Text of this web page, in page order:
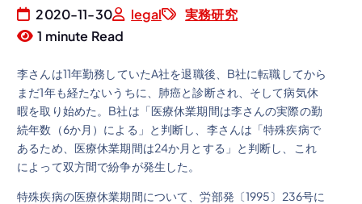
2020-11-30 legal
実務研究
1 minute Read
李さんは11年勤務していたA社を退職後、B社に転職してから
まだ1年も経たないうちに、肺癌と診断され、そして病気休
暇を取り始めた。B社は「医療休業期間は李さんの実際の勤
続年数（6か月）による」と判断し、李さんは「特殊疾病で
あるため、医療休業期間は24か月とする」と判断し、これ
によって双方間で紛争が発生した。
特殊疾病の医療休業期間について、労部発〔1995〕236号に